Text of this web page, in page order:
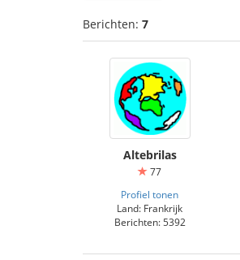
Berichten: 7
Altebrilas
77
Profiel tonen
Land: Frankrijk
Berichten: 5392